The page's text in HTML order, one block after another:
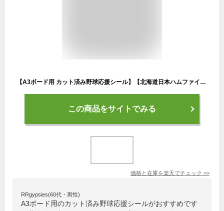
【A3ボード用 カット済み野球応援シール】【北海道日本ハムファイターズ】うちわクラフトの手作り応援ボードで野球の応援しよう！応援ボード 野球応援ボード スポーツ応援うちわ ボード 応援ボード用応援文字シール 野球応援グッズ スポーツ応援グッズ
この商品をサイトでみる
価格と在庫を楽天でチェック >>
RRgypsies(60代・男性)
A3ボード用のカット済み野球応援シールがおすすめです